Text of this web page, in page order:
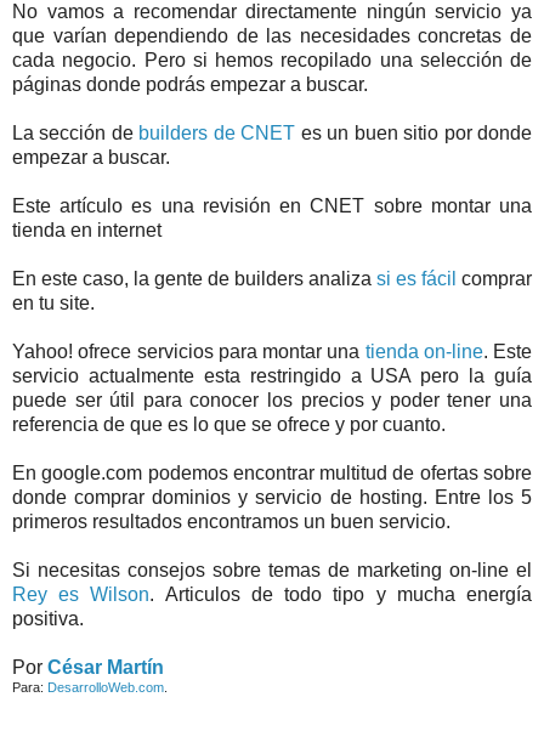
No vamos a recomendar directamente ningún servicio ya
que varían dependiendo de las necesidades concretas de
cada negocio. Pero si hemos recopilado una selección de
páginas donde podrás empezar a buscar.
La sección de builders de CNET es un buen sitio por donde
empezar a buscar.
Este artículo es una revisión en CNET sobre montar una
tienda en internet
En este caso, la gente de builders analiza si es fácil comprar
en tu site.
Yahoo! ofrece servicios para montar una tienda on-line. Este
servicio actualmente esta restringido a USA pero la guía
puede ser útil para conocer los precios y poder tener una
referencia de que es lo que se ofrece y por cuanto.
En google.com podemos encontrar multitud de ofertas sobre
donde comprar dominios y servicio de hosting. Entre los 5
primeros resultados encontramos un buen servicio.
Si necesitas consejos sobre temas de marketing on-line el
Rey es Wilson. Articulos de todo tipo y mucha energía
positiva.
Por César Martín
Para: DesarrolloWeb.com